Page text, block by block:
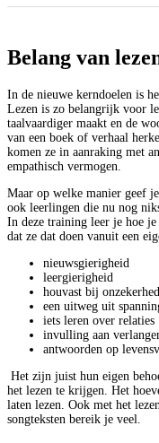
Belang van
In de nieuwe kerndoelen is
Lezen is zo belangrijk voor
taalvaardiger maakt en de
van een boek of verhaal
komen ze in aanraking met
empathisch vermogen.
Maar op welke manier geef
ook leerlingen die nu nog
In deze training leer je hoe
dat ze dat doen vanuit een
nieuwsgierigheid
leergierigheid
houvast bij
een uitweg uit
iets leren over relaties
invulling aan
antwoorden op
Het zijn juist hun eigen
het lezen te krijgen. Het
laten lezen. Ook met het
songteksten bereik je veel.